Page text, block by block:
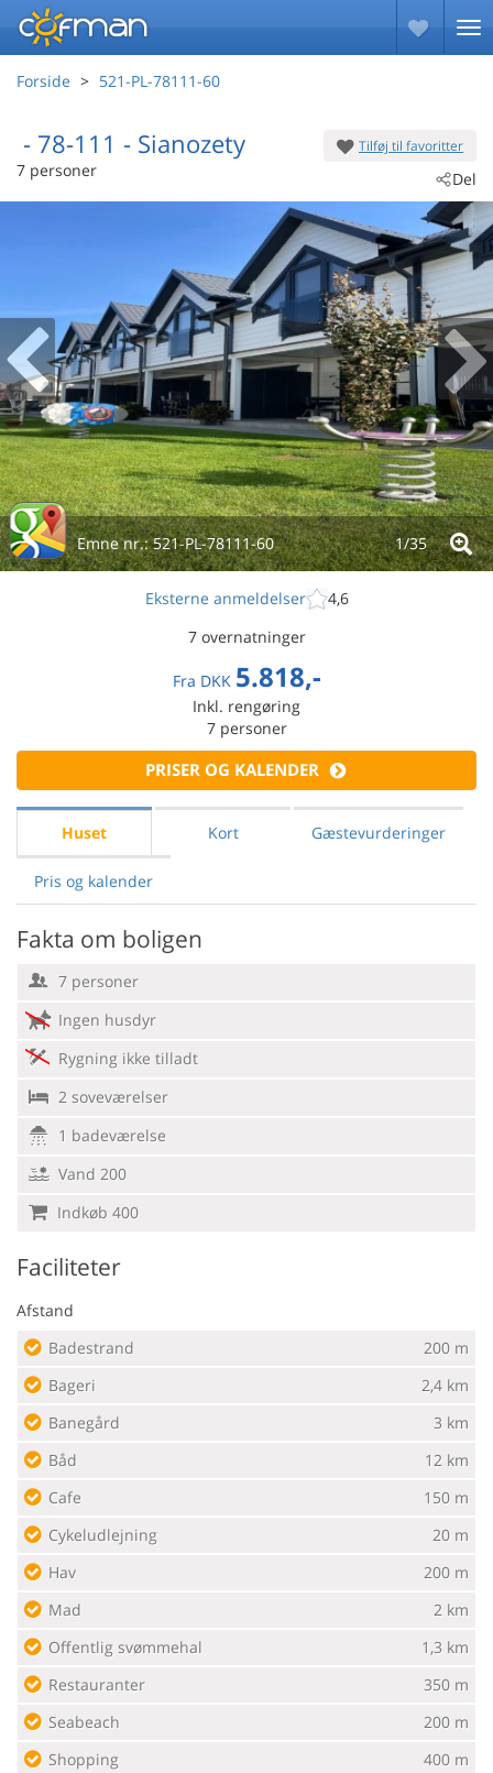
Forside 521-PL-78111-60
Tilføj til favoritter
Del
- 78-111 - Sianozety
7 personer
Emne nr.:521-PL-78111-60 1/35
Eksterne anmeldelser
4,6
7 overnatninger
Fra DKK 5.818,-
Inkl. rengøring
7 personer
PRISER OG KALENDER
Huset Kort Gæstevurderinger
Pris og kalender
Fakta om boligen
7 personer
Ingen husdyr
Rygning ikke tilladt
2 soveværelser
1 badeværelse
Vand 200
Indkøb 400
Faciliteter
Afstand
Badestrand
200 m
Bageri
2,4 km
Banegård
3 km
Båd
12 km
Cafe
150 m
Cykeludlejning
20 m
Hav
200 m
Mad
2 km
Offentlig svømmehal
1,3 km
Restauranter
350 m
Seabeach
200 m
Shopping
400 m